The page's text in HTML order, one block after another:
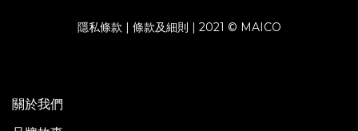
隱私條款 | 條款及細則 | 2021 © MAICO
關於我們